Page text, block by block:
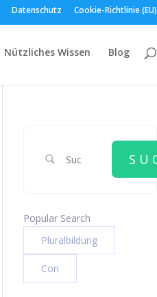
Datenschutz Cookie-Richtlinie (EU)
Nützliches Wissen Blog
Popular Search
Pluralbildung
Con